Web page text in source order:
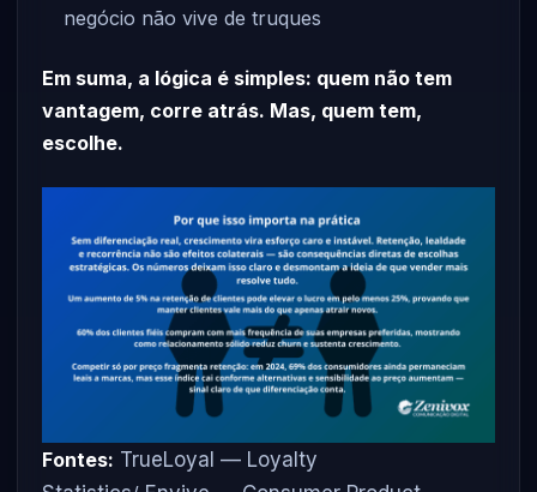
negócio não vive de truques
Em suma, a lógica é simples: quem não tem
vantagem, corre atrás. Mas, quem tem,
escolhe.
Fontes: TrueLoyal — Loyalty